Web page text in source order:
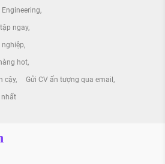
ngay
hot
cậy Gửi CV ấn tượng qua email
nhất